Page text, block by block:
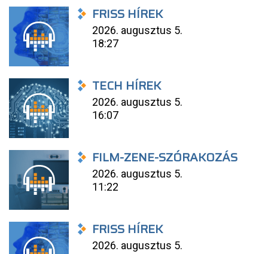
FRISS HÍREK
2026. augusztus 5.
18:27
TECH HÍREK
2026. augusztus 5.
16:07
FILM-ZENE-SZÓRAKOZÁS
2026. augusztus 5.
11:22
FRISS HÍREK
2026. augusztus 5.